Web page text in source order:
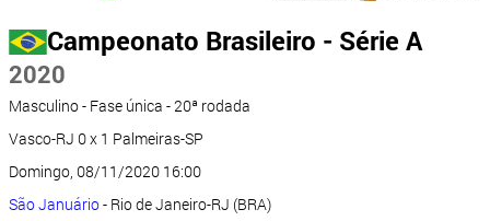
Campeonato Brasileiro - Série A
2020
Masculino - Fase única - 20ª rodada
Vasco-RJ 0 x 1 Palmeiras-SP
Domingo, 08/11/2020 16:00
São Januário- Rio de Janeiro-RJ (BRA)